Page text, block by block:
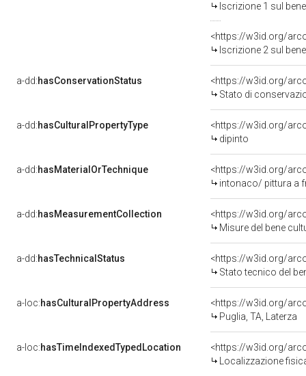
Iscrizione 1 sul
<https://w3id.org/
Iscrizione 2 sul
a-dd:hasConservationStatus
<https://w3id.org/
Stato di
a-dd:hasCulturalPropertyType
<https://w3id.org/
dipinto
a-dd:hasMaterialOrTechnique
<https://w3id.org/
intonaco/ pittura a
a-dd:hasMeasurementCollection
<https://w3id.org/
Misure del bene
a-dd:hasTechnicalStatus
<https://w3id.org/
Stato tecnico del
a-loc:hasCulturalPropertyAddress
<https://w3id.org/
Puglia, TA, Laterza
a-loc:hasTimeIndexedTypedLocation
<https://w3id.org/
Localizzazione